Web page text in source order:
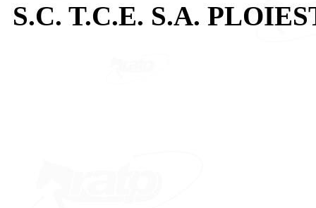
S.C. T.C.E. S.A.